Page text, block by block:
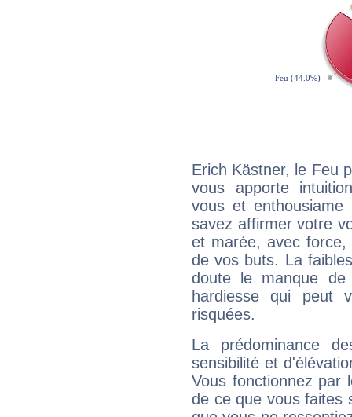
Erich Kästner, le Feu
vous apporte
vous et
savez affirmer votre
et marée, avec
de vos buts. La
doute le manque
hardiesse qui peut
risquées.
La prédominance
sensibilité et
Vous fonctionnez
de ce que vous faites